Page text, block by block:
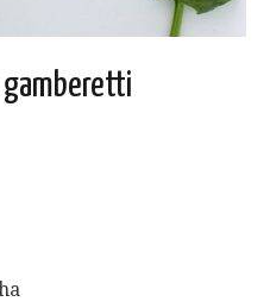
gamberetti